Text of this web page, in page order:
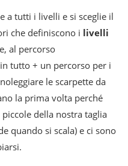
a tutti i livelli e si sceglie il
che definiscono i livelli
al percorso
tutto + un percorso per i
le scarpette da
la prima volta perché
della nostra taglia
quando si scala) e ci sono